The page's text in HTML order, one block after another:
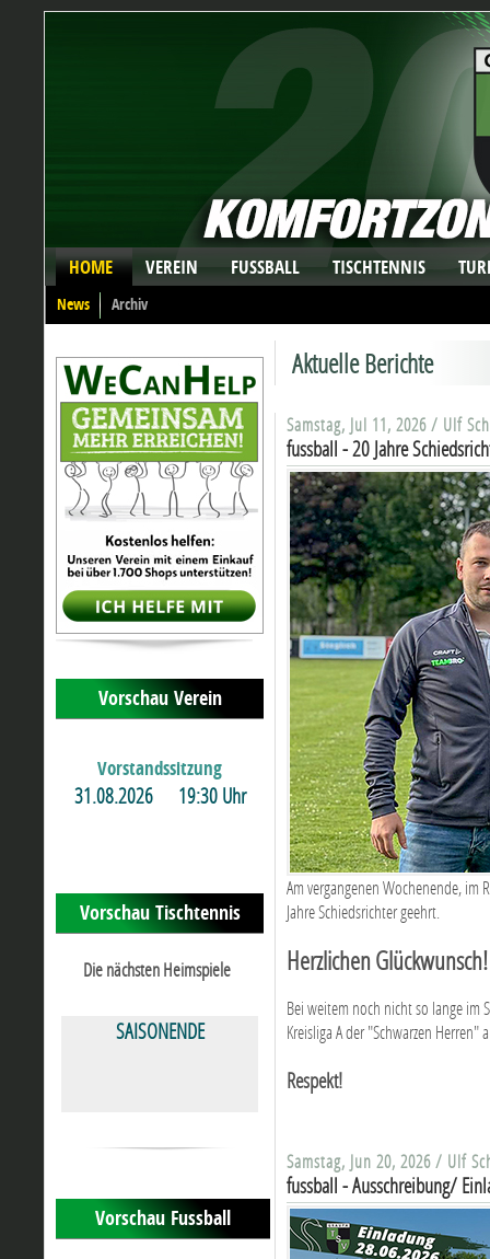
HOME
News Archiv
VEREIN FUSSBALL TISCHTENNIS
Vorschau Verein
Vorstandssitzung
31.08.2026 19:30 Uhr
Vorschau Tischtennis
Die nächsten Heimspiele
SAISONENDE
Vorschau Fussball
Aktuelle Berichte
Samstag, Jul 11, 2026 / Ulf
fussball - 20 Jahre
Am vergangenen Wochenende, im
Jahre Schiedsrichter geehrt.
Herzlichen Glückwunsch!
Bei weitem noch nicht so lange im
Kreisliga A der "Schwarzen Herren"
Respekt!
Samstag, Jun 20, 2026 / Ulf
fussball - Ausschreibung/